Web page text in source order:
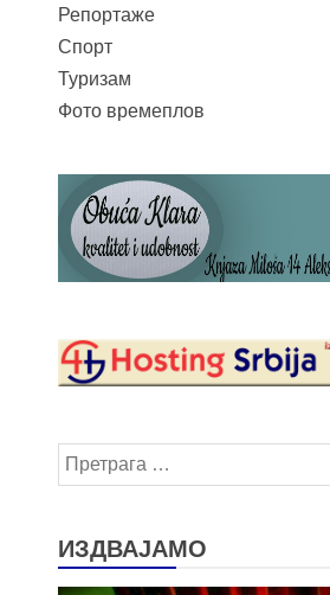
Репортаже
Спорт
Туризам
Фото времеплов
Претрага
за:
ИЗДВАЈАМО